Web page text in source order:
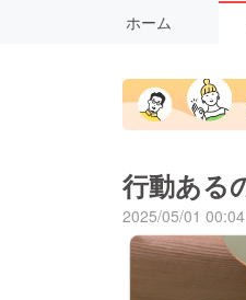
ホーム
行動ある
2025/05/01 00:04